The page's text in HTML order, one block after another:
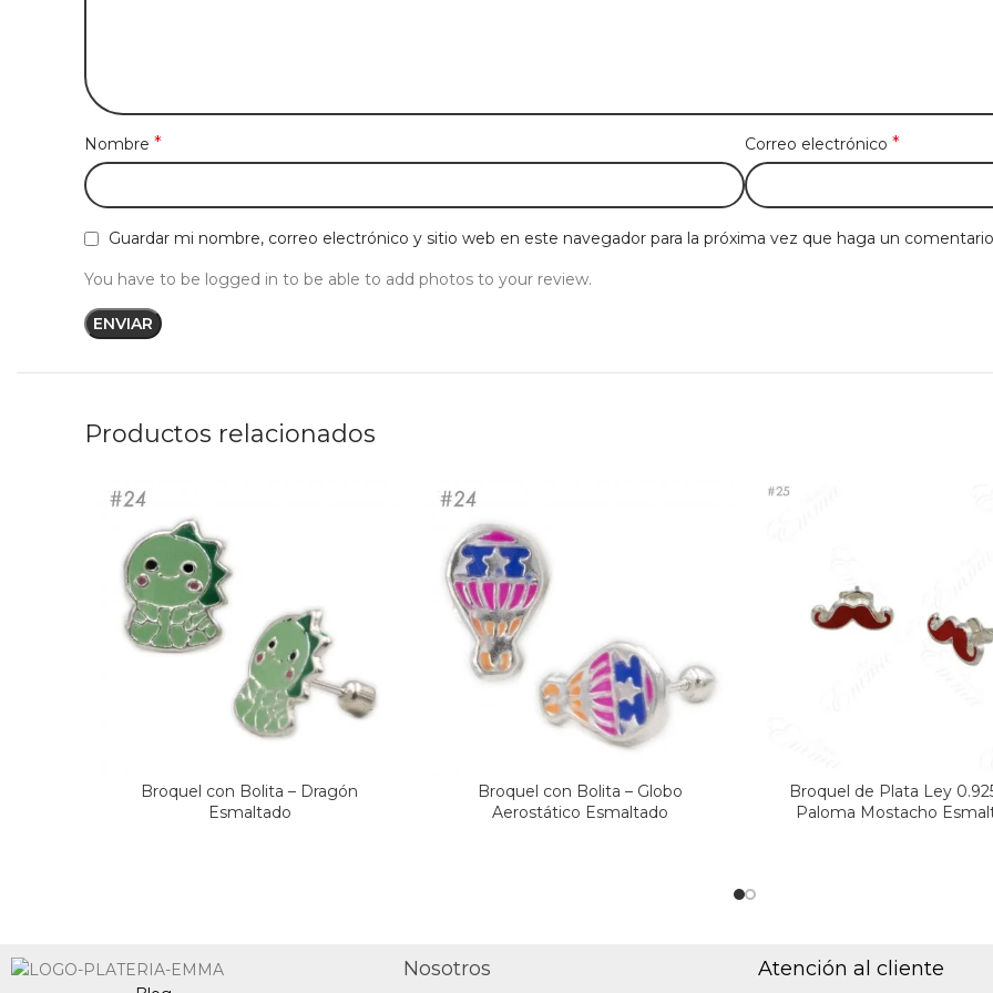
Nombre * Correo electrónico *
Guardar mi nombre, correo electrónico y sitio web en este navegador para la próxima vez que haga un
You have to be logged in to be able to add photos to your review.
Productos relacionados
Broquel con Bolita – Dragón
Esmaltado
Broquel con Bolita – Globo
Aerostático Esmaltado
Broquel de Plata Ley
Paloma Mostacho
Nosotros Atención al cliente